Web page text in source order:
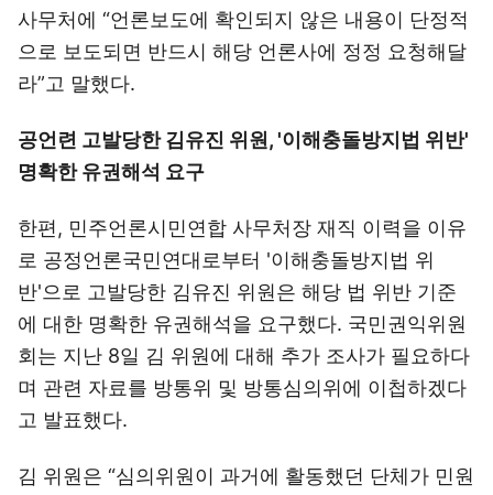
사무처에 “언론보도에 확인되지 않은 내용이 단정적
으로 보도되면 반드시 해당 언론사에 정정 요청해달
라”고 말했다.
공언련 고발당한 김유진 위원, '이해충돌방지법 위반'
명확한 유권해석 요구
한편, 민주언론시민연합 사무처장 재직 이력을 이유
로 공정언론국민연대로부터 '이해충돌방지법 위
반'으로 고발당한 김유진 위원은 해당 법 위반 기준
에 대한 명확한 유권해석을 요구했다. 국민권익위원
회는 지난 8일 김 위원에 대해 추가 조사가 필요하다
며 관련 자료를 방통위 및 방통심의위에 이첩하겠다
고 발표했다.
김 위원은 “심의위원이 과거에 활동했던 단체가 민원